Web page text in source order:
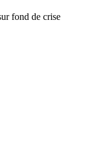
fond de crise